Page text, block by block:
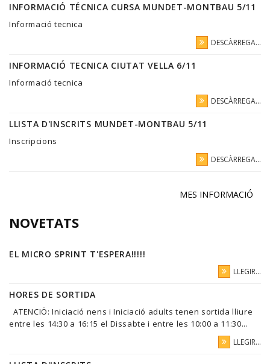
INFORMACIÓ TÉCNICA CURSA MUNDET-MONTBAU 5/11
Informació tecnica
DESCÀRREGA...
INFORMACIÓ TECNICA CIUTAT VELLA 6/11
Informació tecnica
DESCÀRREGA...
LLISTA D'INSCRITS MUNDET-MONTBAU 5/11
Inscripcions
DESCÀRREGA...
MES INFORMACIÓ
NOVETATS
EL MICRO SPRINT T'ESPERA!!!!!
LLEGIR...
HORES DE SORTIDA
ATENCIÖ: Iniciació nens i Iniciació adults tenen sortida lliure
entre les 14:30 a 16:15 el Dissabte i entre les 10:00 a 11:30...
LLEGIR...